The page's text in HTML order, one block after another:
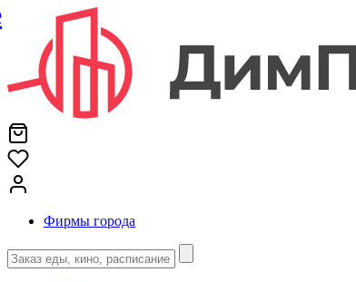
Фирмы города